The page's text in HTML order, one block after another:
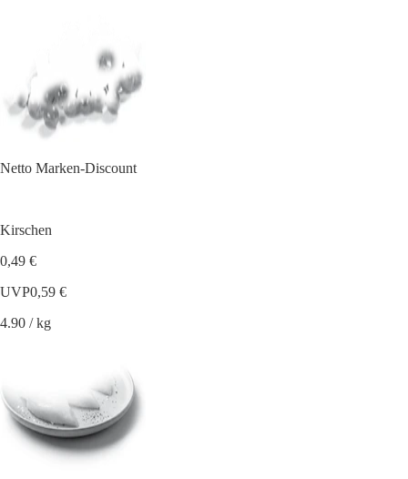
Netto Marken-Discount
Kirschen
0,49 €
UVP0,59 €
4.90 / kg